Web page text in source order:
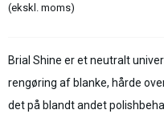
(ekskl. moms)
Brial Shine er et neutralt
rengøring af blanke, hårde
det på blandt andet